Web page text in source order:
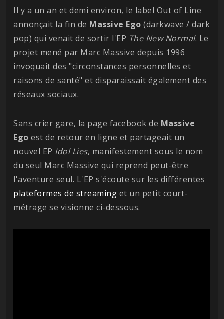
Il y a un an et demi environ, le label Out of Line
annonçait la fin de Massive Ego (darkwave / dark
pop) qui venait de sortir l'EP The New Normal. Le
projet mené par Marc Massive depuis 1996
invoquait des "circonstances personnelles et
raisons de santé" et disparaissait également des
réseaux sociaux.
Sans crier gare, la page facebook de Massive
Ego est de retour en ligne et partageait un
nouvel EP Idol Lies, manifestement sous le nom
du seul Marc Massive qui reprend peut-être
l'aventure seul. L'EP s'écoute sur les différentes
plateformes de streaming et un petit court-
métrage se visionne ci-dessous.